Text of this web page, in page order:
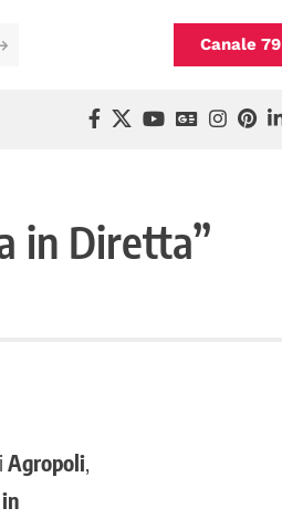
Canale 79
in Diretta”
Agropoli